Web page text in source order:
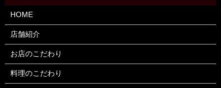
HOME
店舗紹介
お店のこだわり
料理のこだわり